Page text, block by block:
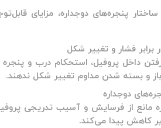
ساختار پنجره‌های دوجداره، مزایای
برابر فشار و تغییر شکل
گرفتن داخل پروفیل، استحکام درب و
و بسته شدن مداوم تغییر شکل ندهند.
دوجداره
مانع از فرسایش و آسیب تدریجی
کاهش پیدا می‌کند.